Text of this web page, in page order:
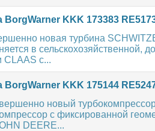
BorgWarner KKK 173383
новая турбина
в сельскохозяйственной,
CLAAS с...
BorgWarner KKK 175144
новый
с фиксированной
DEERE...